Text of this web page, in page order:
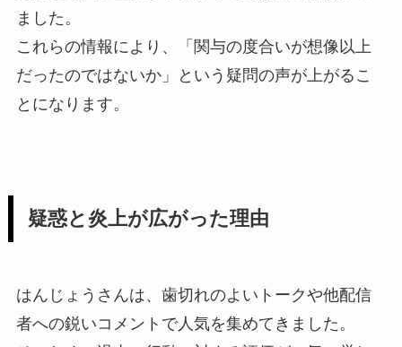
ました。
これらの情報により、「関与の度合いが想像以上
だったのではないか」という疑問の声が上がるこ
とになります。
疑惑と炎上が広がった理由
はんじょうさんは、歯切れのよいトークや他配信
者への鋭いコメントで人気を集めてきました。